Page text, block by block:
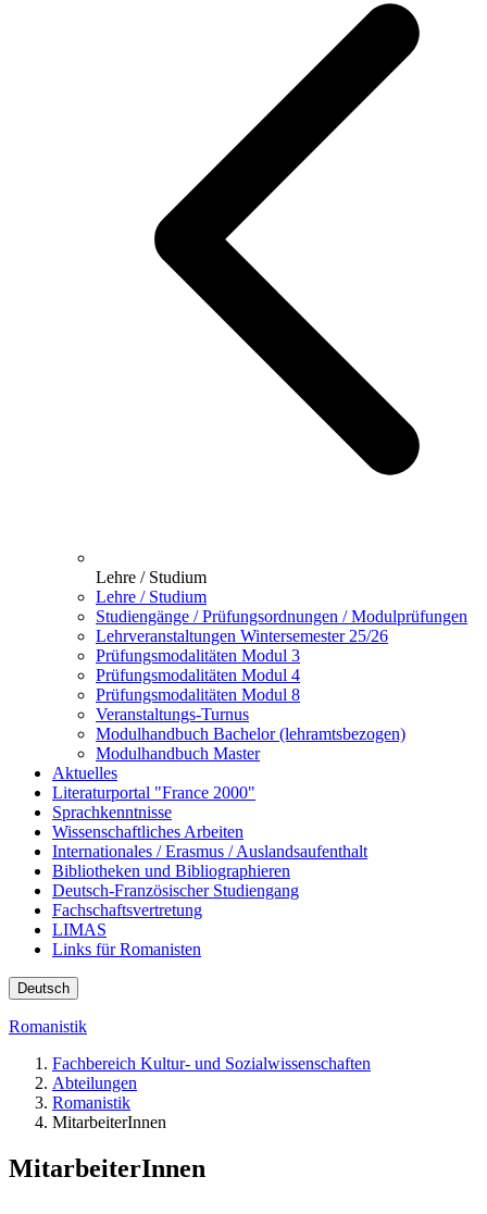
Lehre / Studium
Lehre / Studium
Studiengänge / Prüfungsordnungen / Modulprüfungen
Lehrveranstaltungen Wintersemester 25/26
Prüfungsmodalitäten Modul 3
Prüfungsmodalitäten Modul 4
Prüfungsmodalitäten Modul 8
Veranstaltungs-Turnus
Modulhandbuch Bachelor (lehramtsbezogen)
Modulhandbuch Master
Aktuelles
Literaturportal "France 2000"
Sprachkenntnisse
Wissenschaftliches Arbeiten
Internationales / Erasmus / Auslandsaufenthalt
Bibliotheken und Bibliographieren
Deutsch-Französischer Studiengang
Fachschaftsvertretung
LIMAS
Links für Romanisten
Deutsch
Romanistik
Fachbereich Kultur- und Sozialwissenschaften
Abteilungen
Romanistik
MitarbeiterInnen
MitarbeiterInnen